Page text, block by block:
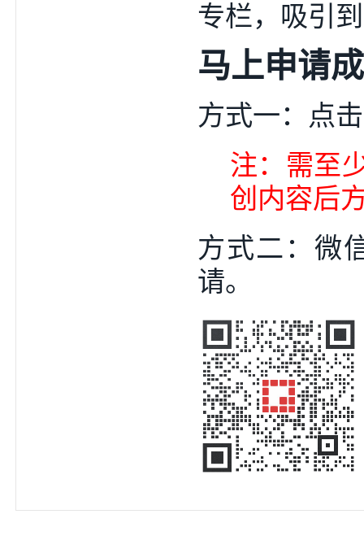
专栏，吸引
马上申请
方式一：点
注：需至
创内容后
方式二：微
请。